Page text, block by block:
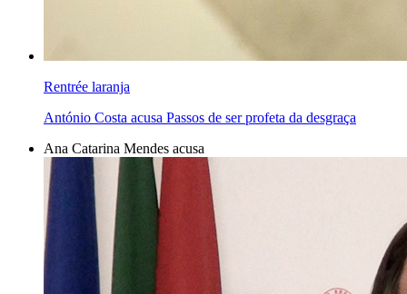
Rentrée laranja
António Costa acusa Passos de ser profeta da desgraça
Ana Catarina Mendes acusa